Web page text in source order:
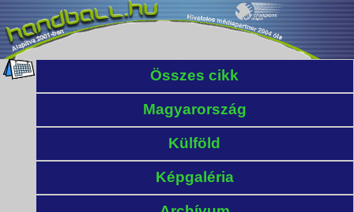
Összes cikk
Magyarország
Külföld
Képgaléria